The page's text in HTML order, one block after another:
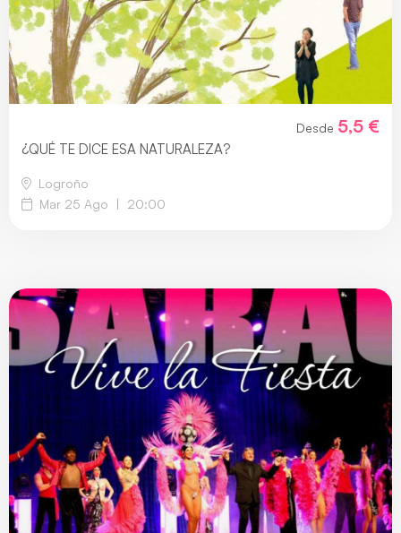
Desde 5,5 €
¿QUÉ TE DICE ESA NATURALEZA?
Logroño
Mar 25 Ago
| 20:00